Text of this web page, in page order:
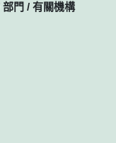
部門 / 有關機構